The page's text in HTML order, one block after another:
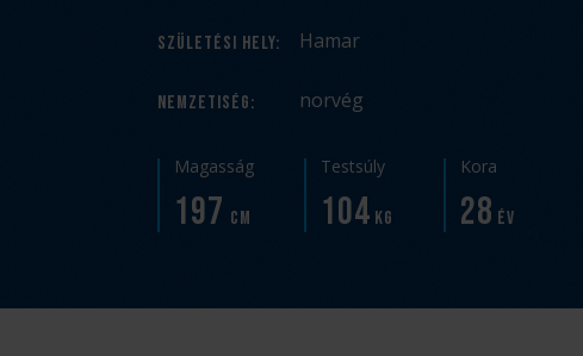
SZÜLETÉSI HELY: Hamar
NEMZETISÉG: norvég
Magasság
197 cm
Testsúly
104 kg
Kora
28 év